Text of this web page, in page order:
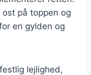
på toppen og
en gylden og
lejlighed,